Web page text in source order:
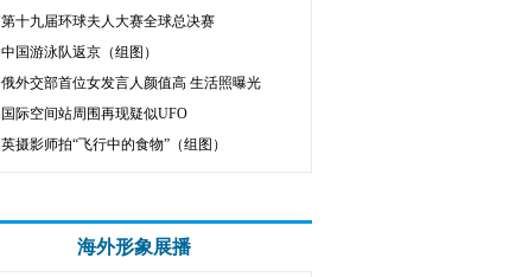
第十九届环球夫人大赛全球总决赛
中国游泳队返京（组图）
俄外交部首位女发言人颜值高 生活照曝光
国际空间站周围再现疑似UFO
英摄影师拍“飞行中的食物”（组图）
海外形象展播